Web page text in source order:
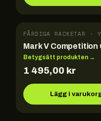
FÄRDIGA RACKETAR ·
Mark V Competition
Betygsätt produkten →
1 495,00 kr
Lägg i